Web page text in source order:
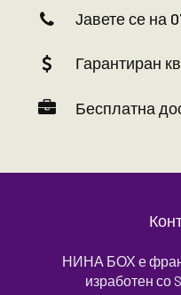
Јавете се на
Гарантиран
Бесплатна
НИНА БОХ е
изработен со